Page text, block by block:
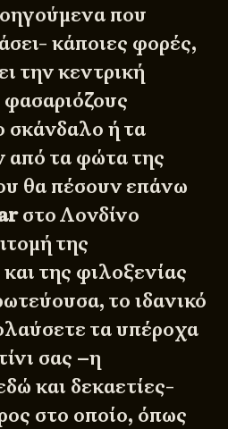
που
κάποιες φορές,
την κεντρική
σκάνδαλο ή τα
από τα φώτα της
θα πέσουν επάνω
στο Λονδίνο
της
και της φιλοξενίας
το ιδανικό
τα υπέροχα
σας –η
και δεκαετίες-
στο οποίο, όπως